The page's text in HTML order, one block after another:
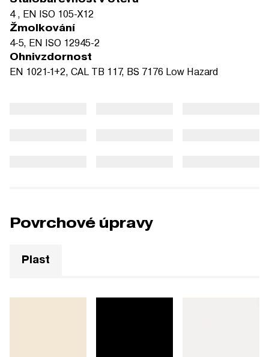
4 , EN ISO 105-X12
Žmolkování
4-5, EN ISO 12945-2
Ohnivzdornost
EN 1021-1+2, CAL TB 117, BS 7176 Low Hazard
Povrchové úpravy
Plast